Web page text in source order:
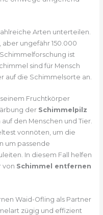
Arten unterteilen.
aber ungefähr 150.000
ist
sind für Mensch
auf die Schimmelsorte an.
Fruchtkörper
der Schimmelpilz
den Menschen und Tier.
vonnöten, um die
um passende
In diesem Fall helfen
von Schimmel entfernen
Waid-Ofling als Partner
zügig und effizient